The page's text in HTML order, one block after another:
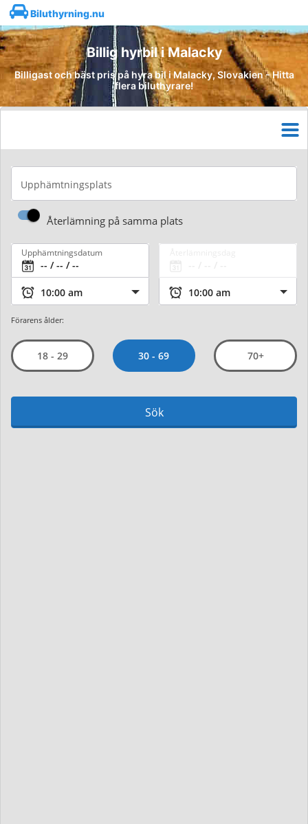
Biluthyrning.nu
Billig hyrbil i Malacky
Billigast och bäst pris på hyra bil i Malacky, Slovakien - Hitta
flera biluthyrare!
Upphämtningsplats
Återlämning på samma plats
Upphämtningsdatum
Förarens ålder:
18 - 29 30 - 69 70+
Sök